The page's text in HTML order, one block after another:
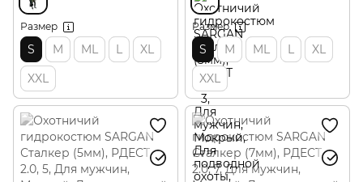
Размер
S M ML L
XL
XXL
Размер
S M ML L
XL
XXL